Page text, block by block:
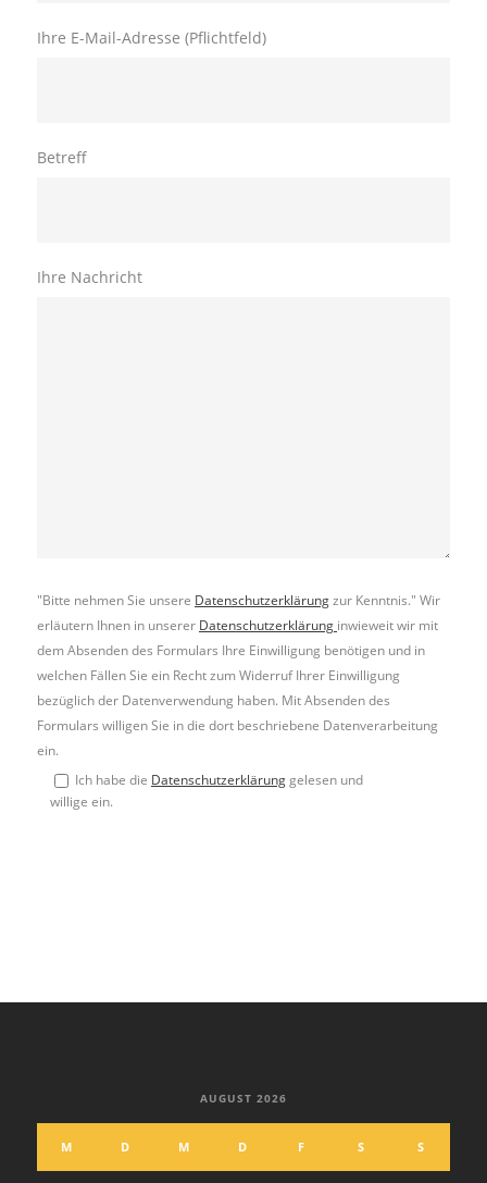
Ihre E-Mail-Adresse (Pflichtfeld)
Betreff
Ihre Nachricht
"Bitte nehmen Sie unsere Datenschutzerklärungzur Kenntnis." Wir
erläutern Ihnen in unserer Datenschutzerklärung inwieweit wir mit
dem Absenden des Formulars Ihre Einwilligung benötigen und in
welchen Fällen Sie ein Recht zum Widerruf Ihrer Einwilligung
bezüglich der Datenverwendung haben. Mit Absenden des
Formulars willigen Sie in die dort beschriebene Datenverarbeitung
ein.
Ich habe die Datenschutzerklärung gelesen und
willige ein.
AUGUST 2026
M D M D F S S